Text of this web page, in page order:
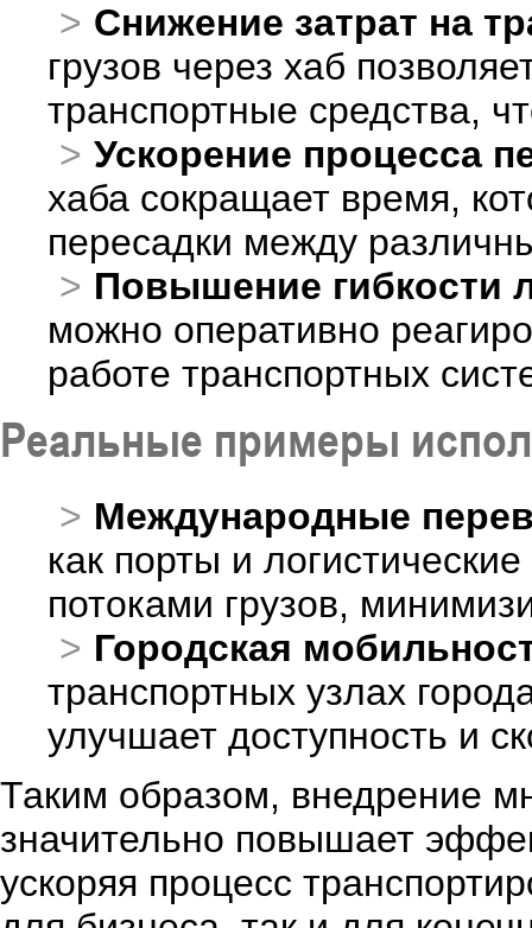
Снижение затрат на
грузов через хаб
транспортные средства,
Ускорение процесса
хаба сокращает время,
пересадки между
Повышение гибкости
можно оперативно
работе транспортных
Реальные примеры
Международные
как порты и
потоками грузов,
Городская
транспортных узлах
улучшает доступность и
Таким образом, внедрение
значительно повышает
ускоряя процесс